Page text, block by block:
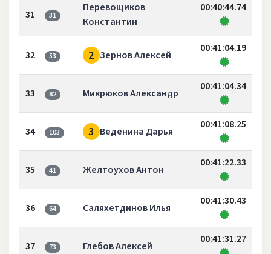
31 31
Перевощиков
Константин
00:40:44.74
32 53 2 Зернов Алексей
00:41:04.19
33 82 Микрюков Александр
00:41:04.34
34 103 3 Веденина Дарья
00:41:08.25
35 41 Желтоухов Антон
00:41:22.33
36 64 Саляхетдинов Илья
00:41:30.43
37 73 Глебов Алексей
00:41:31.27